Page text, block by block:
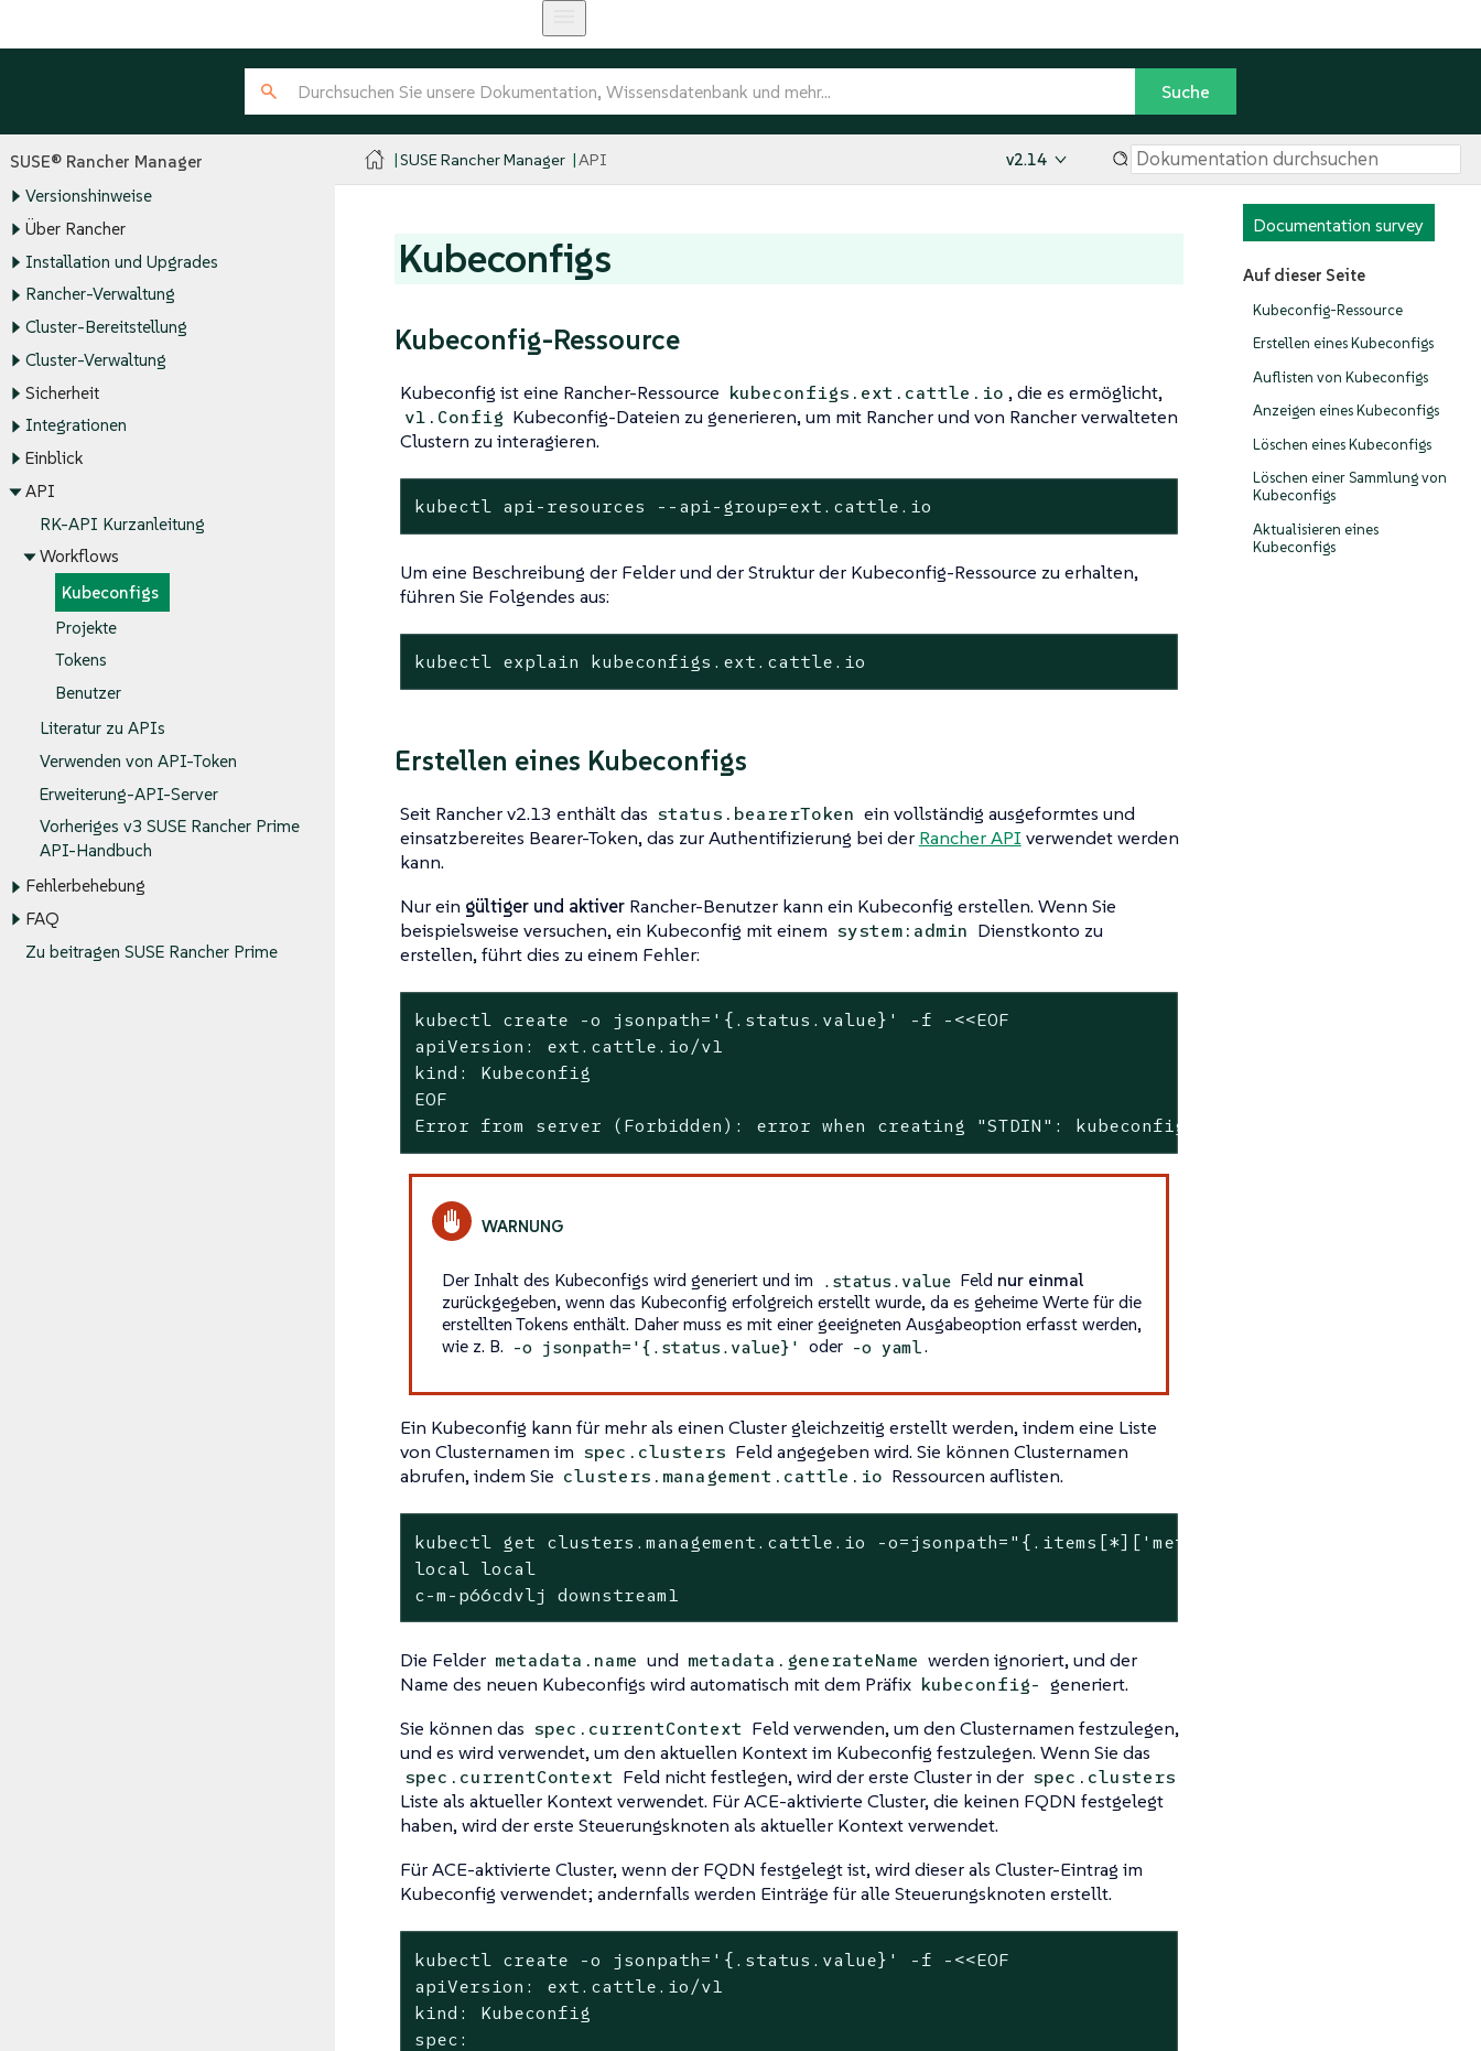
SUSE® Rancher Manager
Versionshinweise
Über Rancher
Installation und Upgrades
Rancher-Verwaltung
Cluster-Bereitstellung
Cluster-Verwaltung
Sicherheit
Integrationen
Einblick
API
RK-API Kurzanleitung
Workflows
Kubeconfigs
Projekte
Tokens
Benutzer
Literatur zu APIs
Verwenden von API-Token
Erweiterung-API-Server
Vorheriges v3 SUSE Rancher Prime
API-Handbuch
Fehlerbehebung
FAQ
Zu beitragen SUSE Rancher Prime
SUSE Rancher Manager API v2.14
Documentation survey
Auf dieser Seite
Kubeconfig-Ressource
Erstellen eines Kubeconfigs
Auflisten von Kubeconfigs
Anzeigen eines Kubeconfigs
Löschen eines Kubeconfigs
Löschen einer Sammlung von
Kubeconfigs
Aktualisieren eines
Kubeconfigs
Kubeconfigs
Kubeconfig-Ressource
Kubeconfig ist eine Rancher-Ressource kubeconfigs.ext.cattle.io , die es ermöglicht,
v1.Config Kubeconfig-Dateien zu generieren, um mit Rancher und von Rancher verwalteten
Clustern zu interagieren.
kubectl api-resources --api-group=ext.cattle.io
Um eine Beschreibung der Felder und der Struktur der Kubeconfig-Ressource zu erhalten,
führen Sie Folgendes aus:
kubectl explain kubeconfigs.ext.cattle.io
Erstellen eines Kubeconfigs
Seit Rancher v2.13 enthält das status.bearerToken ein vollständig ausgeformtes und
einsatzbereites Bearer-Token, das zur Authentifizierung bei der Rancher APIverwendet werden
kann.
Nur ein gültiger und aktiverRancher-Benutzer kann ein Kubeconfig erstellen. Wenn Sie
beispielsweise versuchen, ein Kubeconfig mit einem system:admin Dienstkonto zu
erstellen, führt dies zu einem Fehler:
kubectl create -o jsonpath= '{.status.value}'
-f -<<EOF
apiVersion: ext.cattle.io/v1
kind: Kubeconfig
EOF
Error from server (Forbidden): error when creating "STDIN" : kubeconfigs.ext.cattle.io is
Der Inhalt des Kubeconfigs wird generiert und im .status.value Feld nur einmal
zurückgegeben, wenn das Kubeconfig erfolgreich erstellt wurde, da es geheime Werte für die
erstellten Tokens enthält. Daher muss es mit einer geeigneten Ausgabeoption erfasst werden,
wie z. B. -o jsonpath='{.status.value}' oder -o yaml.
Ein Kubeconfig kann für mehr als einen Cluster gleichzeitig erstellt werden, indem eine Liste
von Clusternamen im spec.clusters Feld angegeben wird. Sie können Clusternamen
abrufen, indem Sie clusters.management.cattle.io Ressourcen auflisten.
kubectl get clusters.management.cattle.io -o=jsonpath="{.items[*]['metadata.name',
local local
c-m-p66cdvlj downstream1
Die Felder metadata.name und metadata.generateName werden ignoriert, und der
Name des neuen Kubeconfigs wird automatisch mit dem Präfix kubeconfig- generiert.
Sie können das spec.currentContext Feld verwenden, um den Clusternamen festzulegen,
und es wird verwendet, um den aktuellen Kontext im Kubeconfig festzulegen. Wenn Sie das
spec.currentContext Feld nicht festlegen, wird der erste Cluster in der spec.clusters
Liste als aktueller Kontext verwendet. Für ACE-aktivierte Cluster, die keinen FQDN festgelegt
haben, wird der erste Steuerungsknoten als aktueller Kontext verwendet.
Für ACE-aktivierte Cluster, wenn der FQDN festgelegt ist, wird dieser als Cluster-Eintrag im
Kubeconfig verwendet; andernfalls werden Einträge für alle Steuerungsknoten erstellt.
kubectl create -o jsonpath= '{.status.value}'
-f -<<EOF
apiVersion: ext.cattle.io/v1
kind: Kubeconfig
spec: